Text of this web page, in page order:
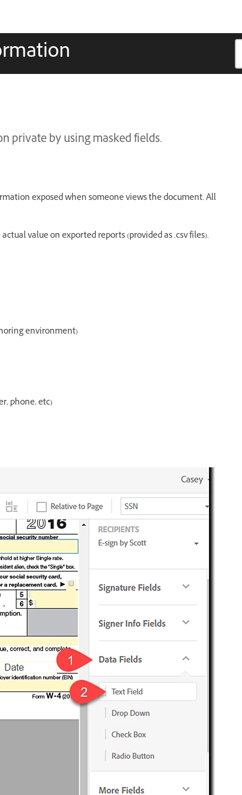
private by using masked fields.
exposed when someone views the document. All
value on exported reports (provided as .csv files).
environment)
phone, etc)